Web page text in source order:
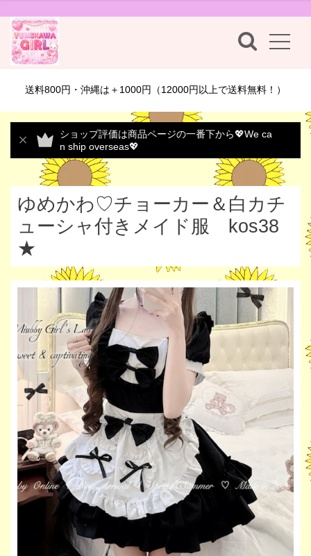
送料800円・沖縄は＋1000円（12000円以上で送料無料！）
ショップ評価は商品ページの一番下から💖We ca
n ship overseas💖
ゆめかわ♡チョーカー＆白カチ
ューシャ付きメイド服 kos38
★